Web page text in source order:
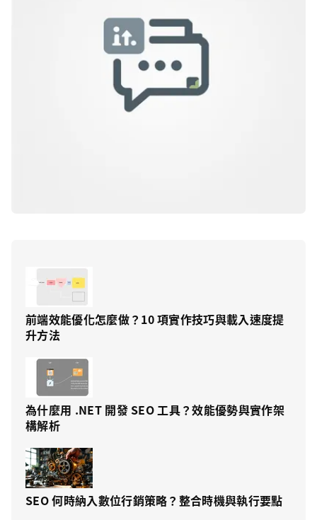
前端效能優化怎麼做？10 項實作技巧與載入速度提
升方法
為什麼用 .NET 開發 SEO 工具？效能優勢與實作架
構解析
SEO 何時納入數位行銷策略？整合時機與執行要點